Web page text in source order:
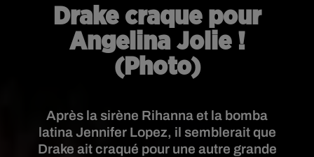
Drake craque pour
Angelina Jolie !
(Photo)
Après la sirène Rihanna et la bomba
latina Jennifer Lopez, il semblerait que
Drake ait craqué pour une autre grande